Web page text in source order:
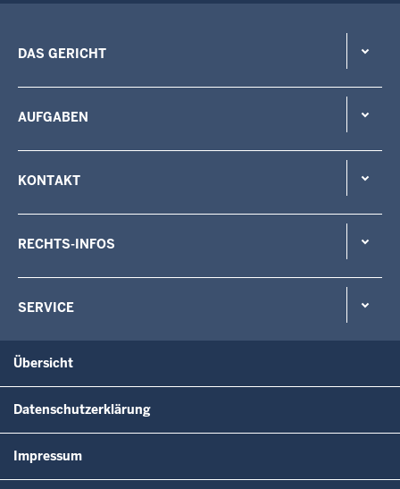
DAS GERICHT
AUFGABEN
KONTAKT
RECHTS-INFOS
SERVICE
Übersicht
Datenschutzerklärung
Impressum